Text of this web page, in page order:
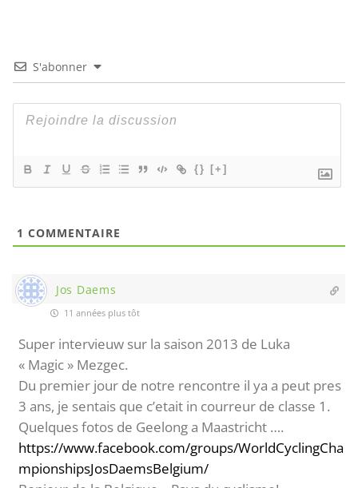
S'abonner
{} [+]
1 COMMENTAIRE
Jos Daems
11 années plus tôt
Super intervieuw sur la saison 2013 de Luka
« Magic » Mezgec.
Du premier jour de notre rencontre il ya a peut pres
3 ans, je sentais que c’etait in courreur de classe 1.
Quelques fotos de Geelong a Maastricht ….
https://www.facebook.com/groups/WorldCyclingCha
mpionshipsJosDaemsBelgium/